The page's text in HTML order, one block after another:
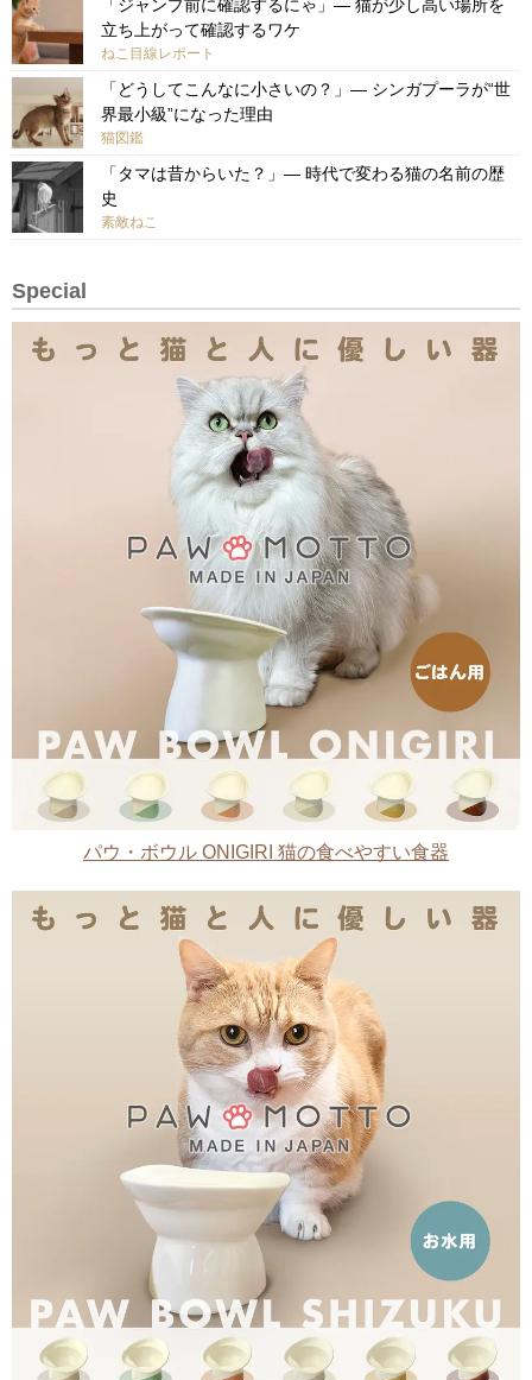
「ジャンプ前に確認するにゃ」— 猫が少し高い場所を
立ち上がって確認するワケ
ねこ目線レポート
「どうしてこんなに小さいの？」— シンガプーラが“世
界最小級”になった理由
猫図鑑
「タマは昔からいた？」— 時代で変わる猫の名前の歴
史
素敵ねこ
Special
パウ・ボウル ONIGIRI 猫の食べやすい食器